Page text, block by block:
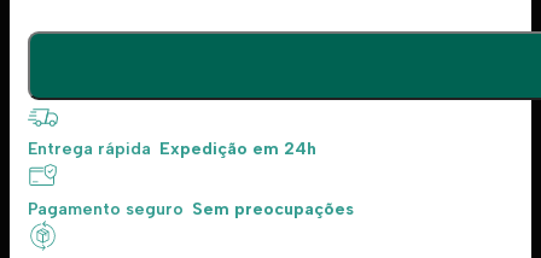
Entrega rápida Expedição em 24h
Pagamento seguro Sem preocupações